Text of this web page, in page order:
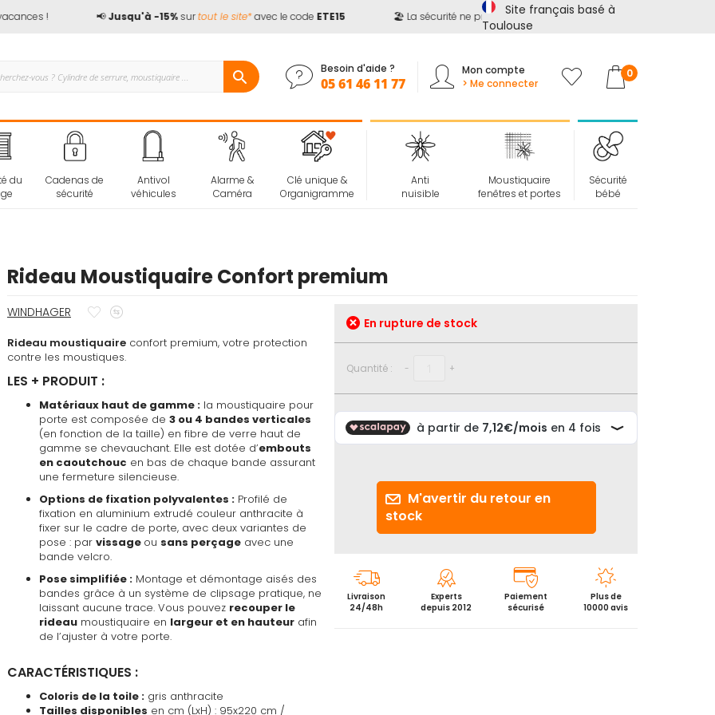
! Jusqu'à -15%surtout le site*avec le codeETE15 🏖️ La sécurité ne prend pas de vacances !
Site français basé à
Toulouse
Besoin d'aide ?
05 61 46 11 77
Mon compte
> Me connecter
Mon panier
0
du
Cadenas de
sécurité
Antivol
véhicules
Alarme &
Caméra
Clé unique &
Organigramme
Anti
nuisible
Moustiquaire
fenêtres et portes
Sécurité
bébé
Rideau Moustiquaire Confort premium
WINDHAGER
Ajouter
mes
favoris
comparateur
Rideau moustiquaire confort premium, votre protection
contre les moustiques.
LES + PRODUIT :
Matériaux haut de gamme : la moustiquaire pour
porte est composée de 3 ou 4 bandes verticales
(en fonction de la taille) en fibre de verre haut de
gamme se chevauchant. Elle est dotée d’embouts
en caoutchouc en bas de chaque bande assurant
une fermeture silencieuse.
Options de fixation polyvalentes : Profilé de
fixation en aluminium extrudé couleur anthracite à
fixer sur le cadre de porte, avec deux variantes de
pose : par vissage ou sans perçage avec une
bande velcro.
Pose simplifiée : Montage et démontage aisés des
bandes grâce à un système de clipsage pratique, ne
laissant aucune trace. Vous pouvez recouper le
rideau moustiquaire en largeur et en hauteur afin
de l’ajuster à votre porte.
CARACTÉRISTIQUES :
Coloris de la toile : gris anthracite
Tailles disponibles en cm (LxH) : 95x220 cm /
En rupture de stock
Quantité : - +
M'avertir du retour en
stock
Livraison
24/48h
Experts
depuis 2012
Paiement
sécurisé
Plus de
10000 avis